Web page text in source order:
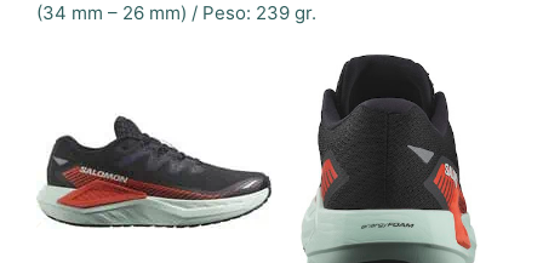
(34 mm – 26 mm) / Peso: 239 gr.